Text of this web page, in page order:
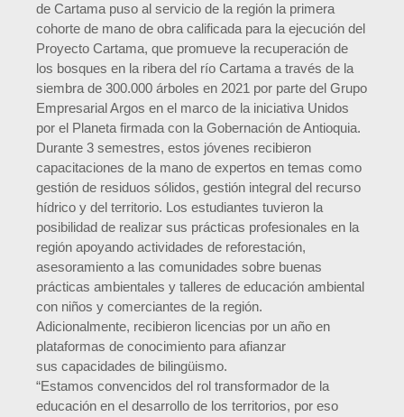
de Cartama puso al servicio de la región la primera
cohorte de mano de obra calificada para la ejecución del
Proyecto Cartama, que promueve la recuperación de
los bosques en la ribera del río Cartama a través de la
siembra de 300.000 árboles en 2021 por parte del Grupo
Empresarial Argos en el marco de la iniciativa Unidos
por el Planeta firmada con la Gobernación de Antioquia.
Durante 3 semestres, estos jóvenes recibieron
capacitaciones de la mano de expertos en temas como
gestión de residuos sólidos, gestión integral del recurso
hídrico y del territorio. Los estudiantes tuvieron la
posibilidad de realizar sus prácticas profesionales en la
región apoyando actividades de reforestación,
asesoramiento a las comunidades sobre buenas
prácticas ambientales y talleres de educación ambiental
con niños y comerciantes de la región.
Adicionalmente, recibieron licencias por un año en
plataformas de conocimiento para afianzar
sus capacidades de bilingüismo.
“Estamos convencidos del rol transformador de la
educación en el desarrollo de los territorios, por eso